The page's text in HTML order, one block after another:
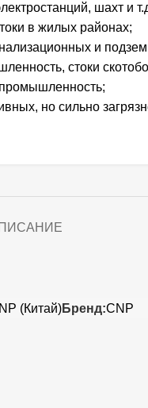
шахт и
в жилых районах;
и
стоки
но сильно
(Китай)Бренд:CNP